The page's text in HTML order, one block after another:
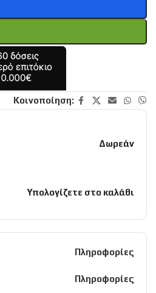
Κοινοποίηση:
Δωρεάν
Υπολογίζετε στο καλάθι
Πληροφορίες
Πληροφορίες